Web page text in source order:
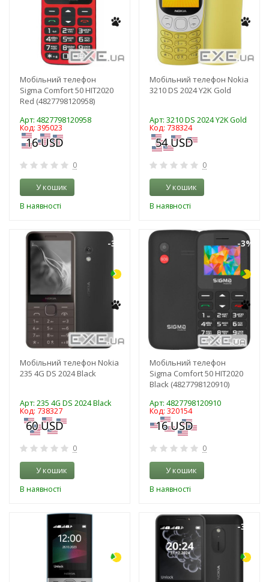
Мобільний телефон
Sigma Comfort 50 HIT2020
Red (4827798120958)
Арт: 4827798120958
Код: 395023
0
У кошик
В наявності
Мобільний телефон Nokia
3210 DS 2024 Y2K Gold
Арт: 3210 DS 2024 Y2K Gold
Код: 738324
0
У кошик
В наявності
-3%
Мобільний телефон Nokia
235 4G DS 2024 Black
Арт: 235 4G DS 2024 Black
Код: 738327
0
У кошик
В наявності
-3%
Мобільний телефон
Sigma Comfort 50 HIT2020
Black (4827798120910)
Арт: 4827798120910
Код: 320154
0
У кошик
В наявності
-3%